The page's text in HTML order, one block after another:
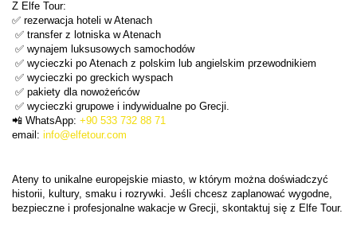
Z Elfe Tour:
✅ rezerwacja hoteli w Atenach
✅ transfer z lotniska w Atenach
✅ wynajem luksusowych samochodów
✅ wycieczki po Atenach z polskim lub angielskim przewodnikiem
✅ wycieczki po greckich wyspach
✅ pakiety dla nowożeńców
✅ wycieczki grupowe i indywidualne po Grecji.
📲 WhatsApp: +90 533 732 88 71
email: info@elfetour.com
Ateny to unikalne europejskie miasto, w którym można doświadczyć
historii, kultury, smaku i rozrywki. Jeśli chcesz zaplanować wygodne,
bezpieczne i profesjonalne wakacje w Grecji, skontaktuj się z Elfe Tour.